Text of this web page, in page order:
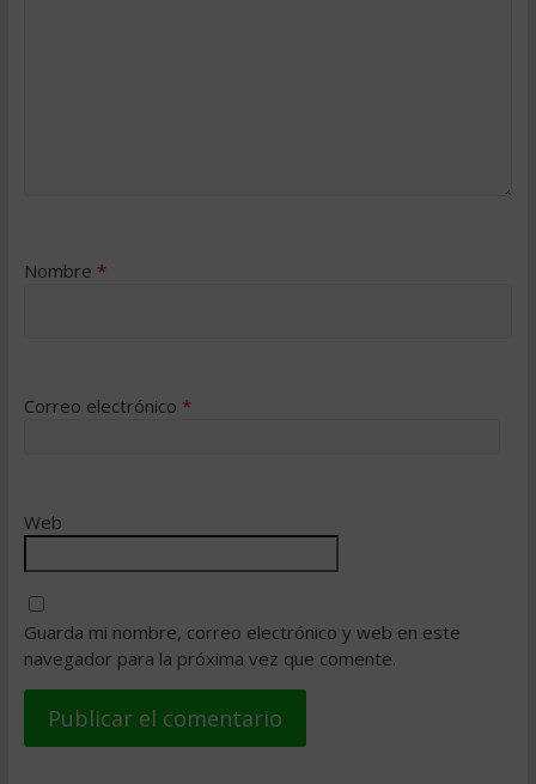
Nombre *
Correo electrónico *
Web
Guarda mi nombre, correo electrónico y web en este
navegador para la próxima vez que comente.